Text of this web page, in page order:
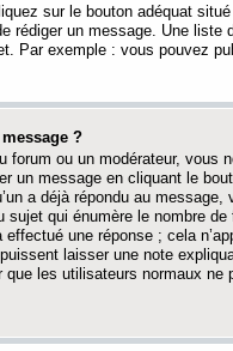
sur le bouton adéquat
rédiger un message. Une
Par exemple : vous pouvez
?
forum ou un modérateur, vous
un message en cliquant le
a déjà répondu au
qui énumère le nombre
effectué une réponse ; cela
laisser une note
les utilisateurs normaux ne